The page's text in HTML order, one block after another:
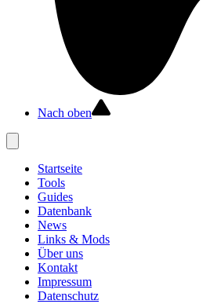
Nach oben
Startseite
Tools
Guides
Datenbank
News
Links & Mods
Über uns
Kontakt
Impressum
Datenschutz